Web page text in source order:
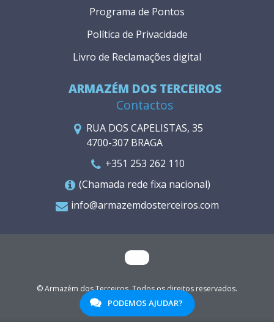
ARMAZÉM DOS TERCEIROS
Contactos
RUA DOS CAPELISTAS, 35
4700-307 BRAGA
+351 253 262 110
(Chamada rede fixa nacional)
info@armazemdosterceiros.com
Programa de Pontos
Política de Privacidade
Livro de Reclamações digital
© Armazém dos Terceiros. Todos os direitos reservados.
WGO
PODEMOS AJUDAR?